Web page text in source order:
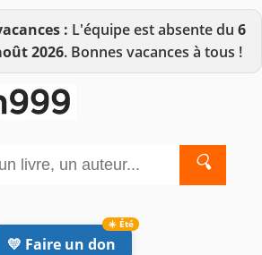
: L'équipe est absente du 6
2026. Bonnes vacances à tous !
🔍
💛 Faire un don